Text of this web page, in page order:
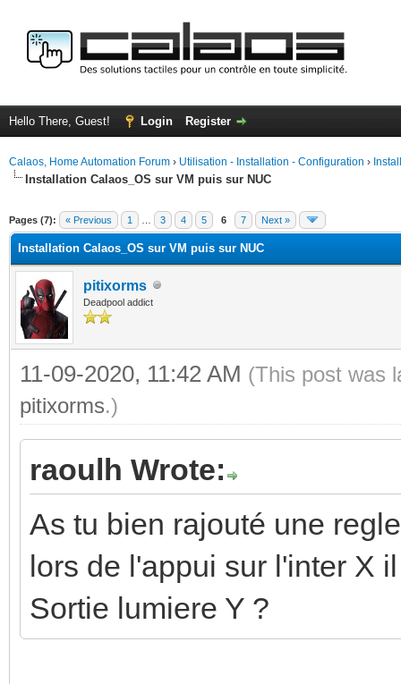
Hello There, Guest! Login Register
Calaos, Home Automation Forum › Utilisation - Installation - Configuration ›
Installation Calaos_OS sur VM puis sur NUC
Pages (7): « Previous 1 3 4 5 6 7 Next »
Installation Calaos_OS sur VM puis sur NUC
pitixorms
Deadpool addict
11-09-2020, 11:42 AM (This post was
pitixorms.)
raoulh Wrote:
As tu bien rajouté une
lors de l'appui sur l'inter X
Sortie lumiere Y ?